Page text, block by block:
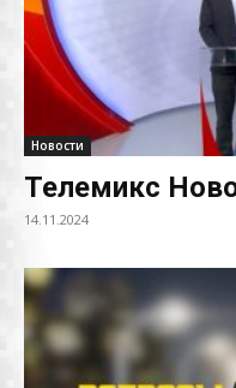
Новости
Телемикс
14.11.2024